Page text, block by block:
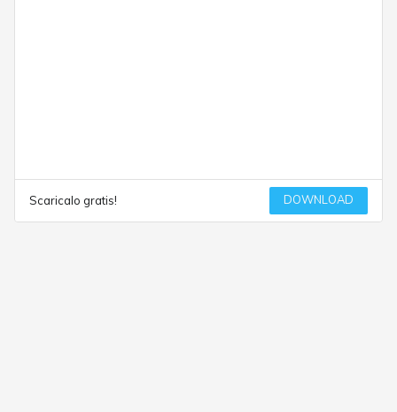
Scaricalo gratis! DOWNLOAD